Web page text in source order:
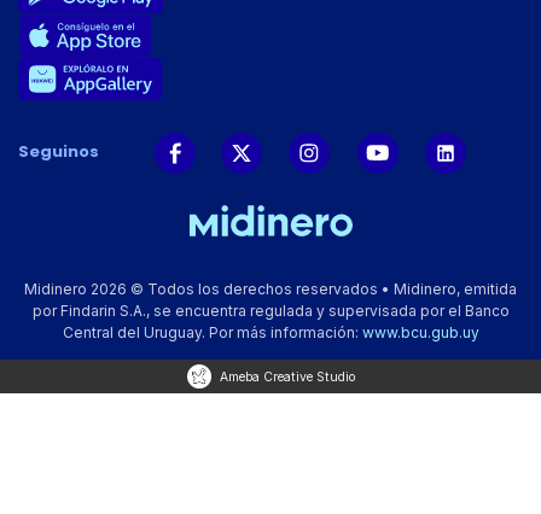
Seguinos
Midinero 2026 © Todos los derechos reservados • Midinero, emitida
por Findarin S.A., se encuentra regulada y supervisada por el Banco
Central del Uruguay. Por más información: www.bcu.gub.uy
Ameba Creative Studio